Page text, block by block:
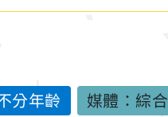
分年齡 媒體：綜合